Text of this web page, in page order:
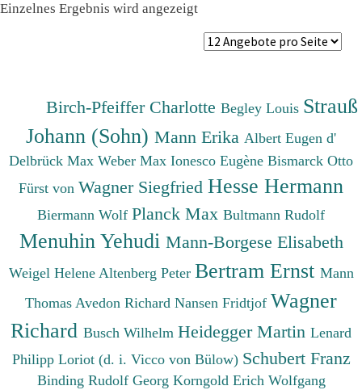
Einzelnes Ergebnis wird angezeigt
Birch-Pfeiffer CharlotteBegley Louis Strauß
Johann (Sohn) Mann Erika Albert Eugen d'
Delbrück Max Weber Max Ionesco Eugène Bismarck Otto
Fürst von Wagner Siegfried Hesse Hermann
Biermann Wolf Planck Max Bultmann Rudolf
Menuhin Yehudi Mann-Borgese Elisabeth
Weigel Helene Altenberg Peter Bertram Ernst Mann
Thomas Avedon Richard Nansen Fridtjof Wagner
Richard Busch Wilhelm Heidegger Martin Lenard
Philipp Loriot (d. i. Vicco von Bülow) Schubert Franz
Binding Rudolf Georg Korngold Erich Wolfgang